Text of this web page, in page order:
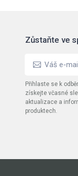
Zůstaňte ve
Přihlaste se k
získejte včasné
aktualizace a
produktech.